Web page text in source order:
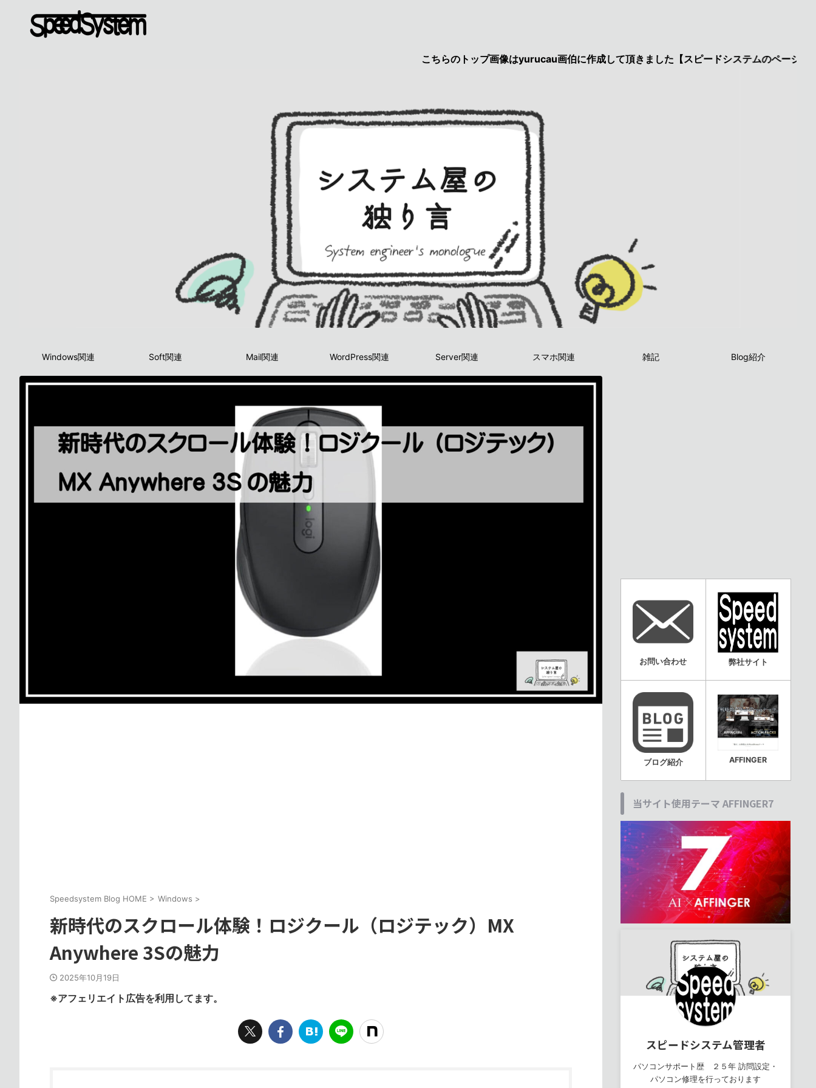
こちらのトップ画像はyurucau画伯に作成して頂きました【スピードシステムのページを見た】で
Windows関連 Soft関連 Mail関連 WordPress関連 Server関連 スマホ関連 雑記 Blog紹介
Speedsystem Blog HOME > Windows >
新時代のスクロール体験！ロジクール（ロジテック）MX
Anywhere 3Sの魅力
2025年10月19日
※アフェリエイト広告を利用してます。
お問い合わせ 弊社サイト
ブログ紹介 AFFINGER
当サイト使用テーマ AFFINGER7
スピードシステム管理者
パソコンサポート歴 ２５年 訪問設定・
パソコン修理を行っております